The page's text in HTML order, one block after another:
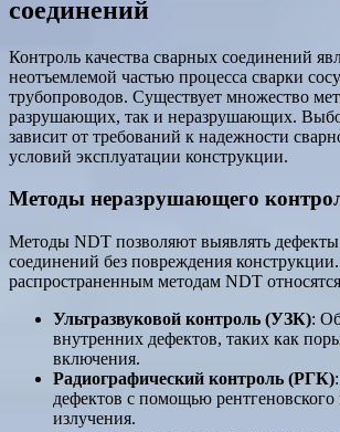
соединений
Контроль качества сварных соединений
неотъемлемой частью процесса сварки
трубопроводов. Существует множество
разрушающих, так и неразрушающих.
зависит от требований к надежности
условий эксплуатации конструкции.
Методы неразрушающего
Методы NDT позволяют выявлять
соединений без повреждения
распространенным методам NDT
Ультразвуковой контроль (УЗК):
внутренних дефектов, таких как
включения.
Радиографический контроль (РГК)
дефектов с помощью
излучения.